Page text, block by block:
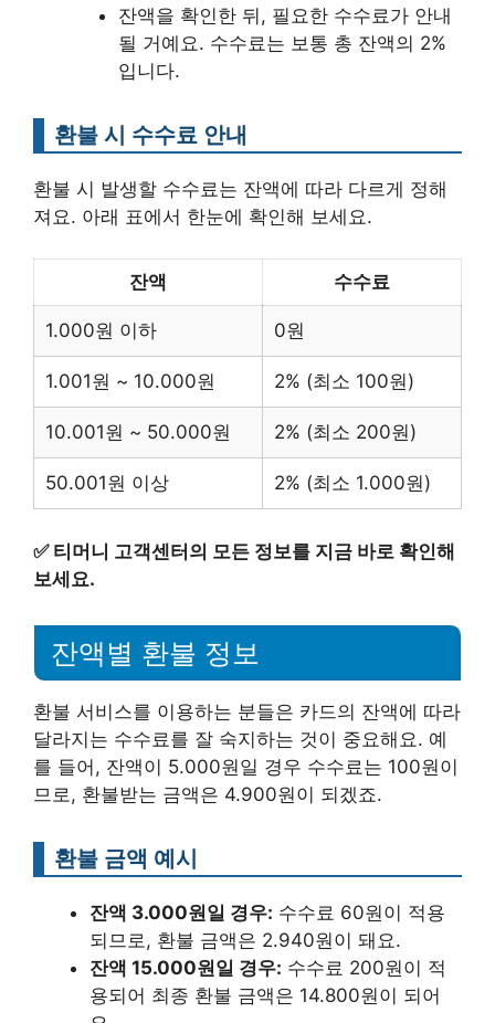
잔액을 확인한 뒤, 필요한 수수료가 안내
될 거예요. 수수료는 보통 총 잔액의 2%
입니다.
환불 시 수수료 안내
환불 시 발생할 수수료는 잔액에 따라 다르게 정해
져요. 아래 표에서 한눈에 확인해 보세요.
잔액 수수료
1.000원 이하 0원
1.001원 ~ 10.000원 2% (최소 100원)
10.001원 ~ 50.000원 2% (최소 200원)
50.001원 이상 2% (최소 1.000원)
✅ 티머니 고객센터의 모든 정보를 지금 바로 확인해
보세요.
잔액별 환불 정보
환불 서비스를 이용하는 분들은 카드의 잔액에 따라
달라지는 수수료를 잘 숙지하는 것이 중요해요. 예
를 들어, 잔액이 5.000원일 경우 수수료는 100원이
므로, 환불받는 금액은 4.900원이 되겠죠.
환불 금액 예시
잔액 3.000원일 경우: 수수료 60원이 적용
되므로, 환불 금액은 2.940원이 돼요.
잔액 15.000원일 경우: 수수료 200원이 적
용되어 최종 환불 금액은 14.800원이 되어